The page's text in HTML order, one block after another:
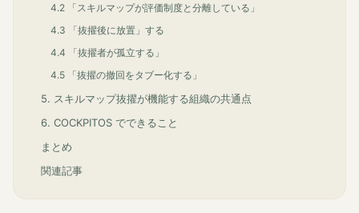
4.2 「スキルマップが評価制度と分離している」
4.3 「抜擢後に放置」する
4.4 「抜擢者が孤立する」
4.5 「抜擢の撤回をタブー化する」
5. スキルマップ抜擢が機能する組織の共通点
6. COCKPITOS でできること
まとめ
関連記事